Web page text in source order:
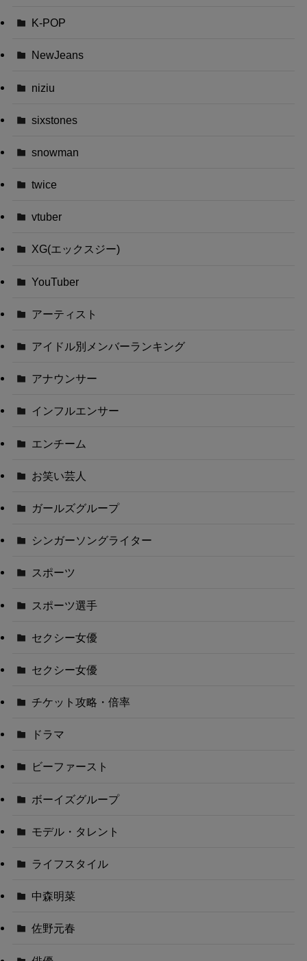
K-POP
NewJeans
niziu
sixstones
snowman
twice
vtuber
XG(エックスジー)
YouTuber
アーティスト
アイドル別メンバーランキング
アナウンサー
インフルエンサー
エンチーム
お笑い芸人
ガールズグループ
シンガーソングライター
スポーツ
スポーツ選手
セクシー女優
セクシー女優
チケット攻略・倍率
ドラマ
ビーファースト
ボーイズグループ
モデル・タレント
ライフスタイル
中森明菜
佐野元春